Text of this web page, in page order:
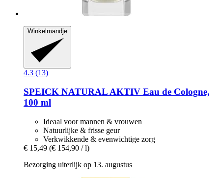
Winkelmandje
4.3 (13)
SPEICK NATURAL AKTIV Eau de Cologne,
100 ml
Ideaal voor mannen & vrouwen
Natuurlijke & frisse geur
Verkwikkende & evenwichtige zorg
€ 15,49 (€ 154,90 / l)
Bezorging uiterlijk op 13. augustus